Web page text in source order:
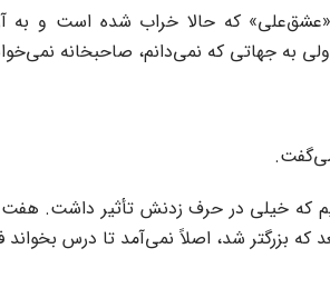
نزدیک «عشق‌علی» که حالا خراب شده است
به جهاتی که نمی‌دانم، صاحبخانه
که خیلی در حرف زدنش تأثیر داشت.
بزرگتر شد، اصلاً نمی‌آمد تا درس